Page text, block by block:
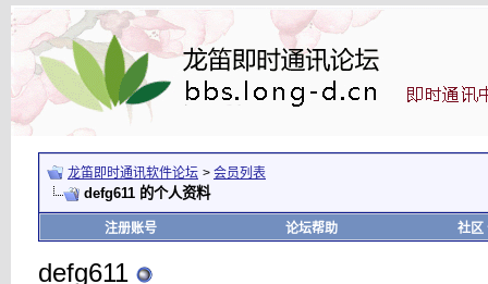
龙笛即时通讯软件论坛 > 会员列表
defg611 的个人资料
注册账号 论坛帮助 社区
defg611